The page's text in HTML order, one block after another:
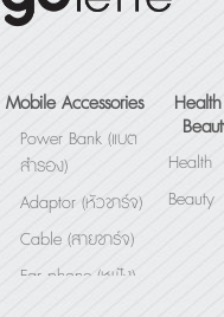
Mobile Accessories
Power Bank (แบต
สำรอง)
Adaptor (หัวชาร์จ)
Cable (สายชาร์จ)
Ear phone (หูฟัง)
Health
Beauty